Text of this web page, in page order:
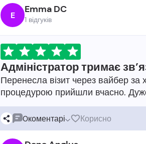
E Emma DC
1 відгукiв
Адміністратор тримає
Перенесла візит через вайбер за
0коментарі Корисно